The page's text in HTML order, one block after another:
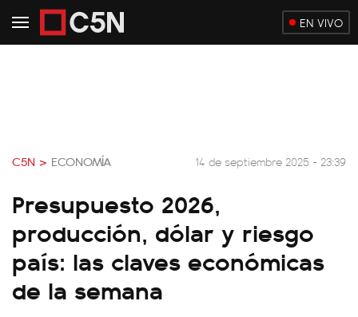
EN VIVO
C5N > ECONOMÍA 14 de septiembre 2025 - 23:39
Presupuesto 2026,
producción, dólar y riesgo
país: las claves económicas
de la semana